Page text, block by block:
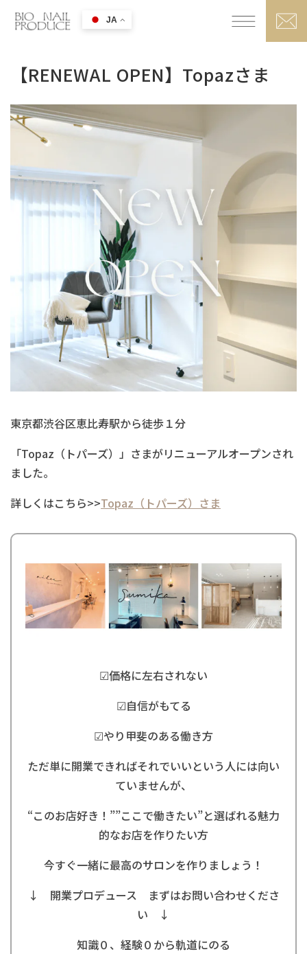
【RENEWAL OPEN】Topazさま
東京都渋谷区恵比寿駅から徒歩１分
「Topaz（トパーズ）」さまがリニューアルオープンされ
ました。
詳しくはこちら>>Topaz（トパーズ）さま
☑︎価格に左右されない
☑︎自信がもてる
☑︎やり甲斐のある働き方
ただ単に開業できればそれでいいという人には向い
ていませんが、
“このお店好き！””ここで働きたい”と選ばれる魅力
的なお店を作りたい方
今すぐ一緒に最高のサロンを作りましょう！
↓ 開業プロデュース まずはお問い合わせくださ
い ↓
知識０、経験０から軌道にのる